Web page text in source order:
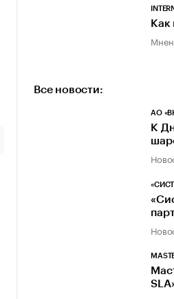
Как
Все новости:
АО
К